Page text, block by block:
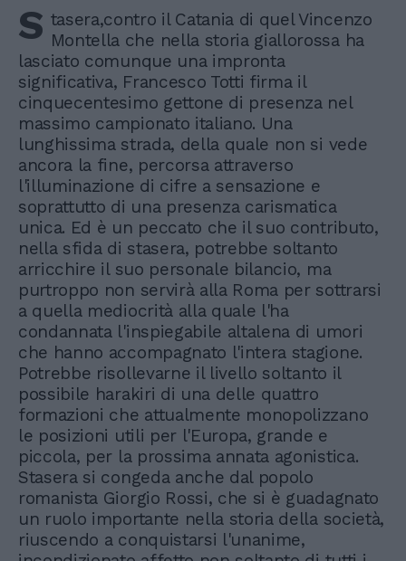
S tasera,contro il Catania di quel Vincenzo
Montella che nella storia giallorossa ha
lasciato comunque una impronta
significativa, Francesco Totti firma il
cinquecentesimo gettone di presenza nel
massimo campionato italiano. Una
lunghissima strada, della quale non si vede
ancora la fine, percorsa attraverso
l'illuminazione di cifre a sensazione e
soprattutto di una presenza carismatica
unica. Ed è un peccato che il suo contributo,
nella sfida di stasera, potrebbe soltanto
arricchire il suo personale bilancio, ma
purtroppo non servirà alla Roma per sottrarsi
a quella mediocrità alla quale l'ha
condannata l'inspiegabile altalena di umori
che hanno accompagnato l'intera stagione.
Potrebbe risollevarne il livello soltanto il
possibile harakiri di una delle quattro
formazioni che attualmente monopolizzano
le posizioni utili per l'Europa, grande e
piccola, per la prossima annata agonistica.
Stasera si congeda anche dal popolo
romanista Giorgio Rossi, che si è guadagnato
un ruolo importante nella storia della società,
riuscendo a conquistarsi l'unanime,